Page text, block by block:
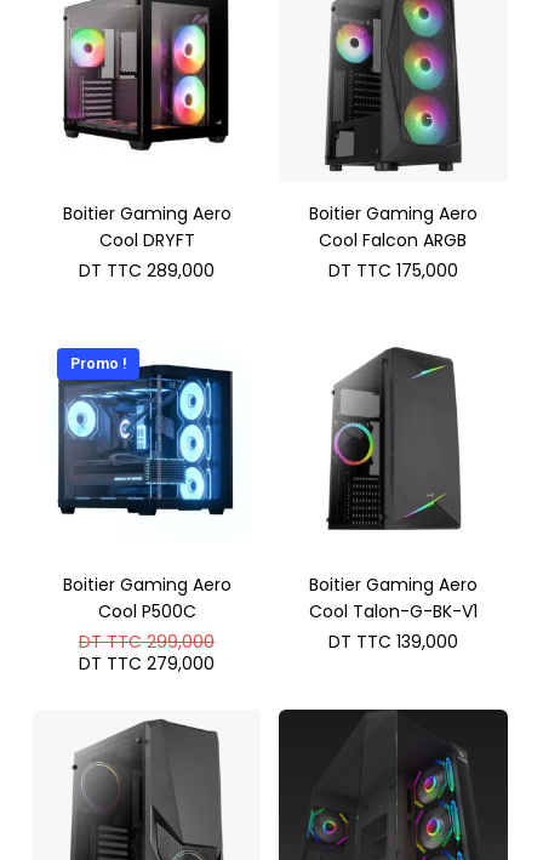
Boitier Gaming Aero
Cool DRYFT
DT TTC 289,000
Boitier Gaming Aero
Cool Falcon ARGB
DT TTC 175,000
Promo !
Boitier Gaming Aero
Cool P500C
DT TTC299,000Le
TTC 299,000.
DT TTC 279,000
DT
TTC 279,000.
Boitier Gaming Aero
Cool Talon-G-BK-V1
DT TTC 139,000